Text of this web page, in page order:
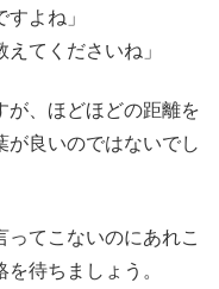
よね」
てくださいね」
が、ほどほどの距離を
が良いのではないでし
てこないのにあれこ
待ちましょう。